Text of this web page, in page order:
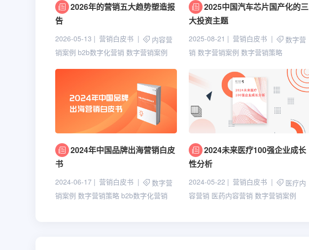
2026年的营销五大趋势塑造报
告
2026-05-13 营销白皮书
内容营
销案例 b2b数字化营销 数字营销案例
2025中国汽车芯片国产化的三
大投资主题
2025-08-21 营销白皮书
数字营
销 数字营销案例 数字营销策略
2024年中国品牌出海营销白皮
书
2024-06-17 营销白皮书
数字营
销案例 数字营销策略 b2b数字化营销
2024未来医疗100强企业成长
性分析
2024-05-22 营销白皮书
医疗内
容营销 医药内容营销 数字营销案例